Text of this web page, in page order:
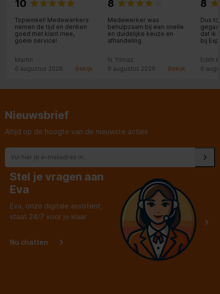
10
Topwinkel! Medewerkers
nemen de tijd en denken
goed met klant mee,
goeie service!
Martin
6 augustus 2026
Bekijk
8
Medewerker was
behulpzaam bij een snelle
en duidelijke keuze en
afhandeling
N. Yilmaz
6 augustus 2026
Bekijk
8
Dus
dat ik
bij
die
en
Edith
6
Nieuwsbrief
Altijd op de hoogte van de nieuwste acties
Stel je vragen aan
Eva
Eva, onze digitale assistent,
staat 24/7 voor je klaar
Nu chatten